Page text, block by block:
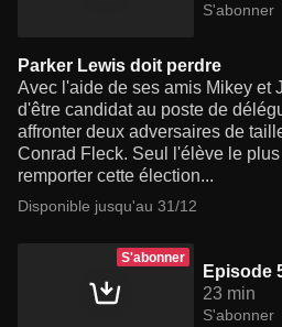
S'abonner
Parker Lewis doit perdre
Avec l'aide de ses amis Mikey et
d'être candidat au poste de
affronter deux adversaires de
Conrad Fleck. Seul l'élève le
remporter cette élection...
Disponible jusqu'au 31/12
S'abonner
Episode
23 min
S'abonner